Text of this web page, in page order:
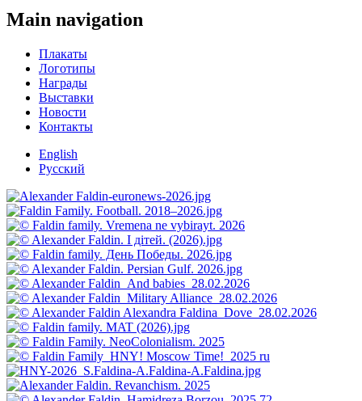
Main navigation
Плакаты
Логотипы
Награды
Выставки
Новости
Контакты
English
Русский